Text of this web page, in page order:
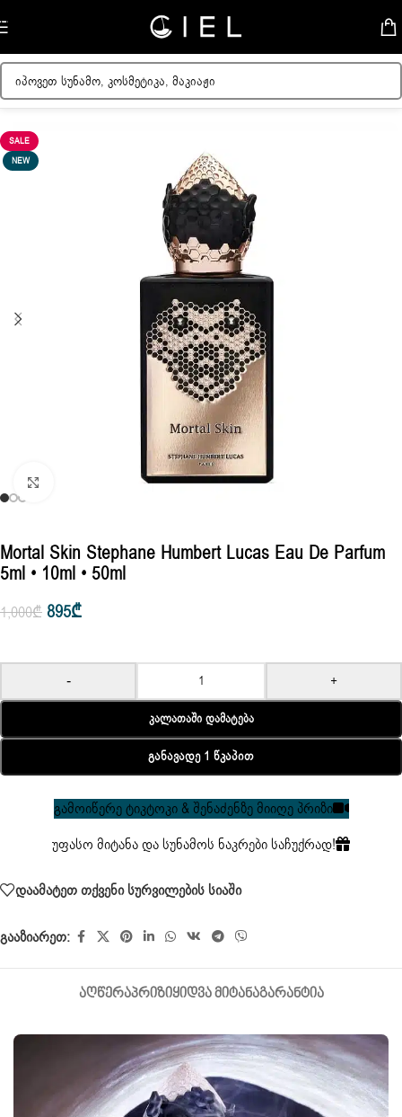
Skip to navigation
მთავარი/უნისექსი სუნამო
SALE
NEW
Mortal Skin Stephane Humbert Lucas Eau De Parfum
5ml • 10ml • 50ml
1,000₾ 895₾
- +
Კალათაში Დამატება
Განავადე 1 Წკაპით
გამოიწერე ტიკტოკი & შენაძენზე მიიღე პრიზი
უფასო მიტანა და სუნამოს ნაკრები საჩუქრად!
დაამატეთ თქვენი სურვილების სიაში
გააზიარეთ:
ᲐᲦᲬᲔᲠᲐᲞᲠᲘᲖᲘᲧᲘᲓᲕᲐ ᲛᲘᲢᲐᲜᲐᲒᲐᲠᲐᲜᲢᲘᲐ